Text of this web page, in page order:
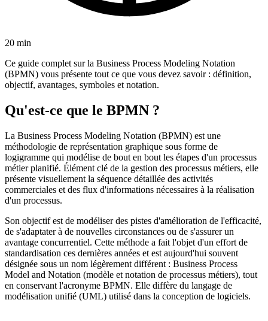
20 min
Ce guide complet sur la Business Process Modeling Notation
(BPMN) vous présente tout ce que vous devez savoir : définition,
objectif, avantages, symboles et notation.
Qu'est-ce que le BPMN ?
La Business Process Modeling Notation (BPMN) est une
méthodologie de représentation graphique sous forme de
logigramme qui modélise de bout en bout les étapes d'un processus
métier planifié. Élément clé de la gestion des processus métiers, elle
présente visuellement la séquence détaillée des activités
commerciales et des flux d'informations nécessaires à la réalisation
d'un processus.
Son objectif est de modéliser des pistes d'amélioration de l'efficacité,
de s'adaptater à de nouvelles circonstances ou de s'assurer un
avantage concurrentiel. Cette méthode a fait l'objet d'un effort de
standardisation ces dernières années et est aujourd'hui souvent
désignée sous un nom légèrement différent : Business Process
Model and Notation (modèle et notation de processus métiers), tout
en conservant l'acronyme BPMN. Elle diffère du langage de
modélisation unifié (UML) utilisé dans la conception de logiciels.